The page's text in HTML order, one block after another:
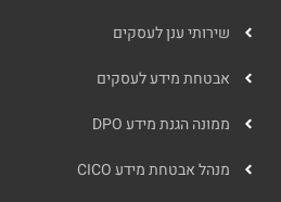
שירותי ענן לעסקים
אבטחת מידע לעסקים
ממונה הגנת מידע DPO
מנהל אבטחת מידע CICO